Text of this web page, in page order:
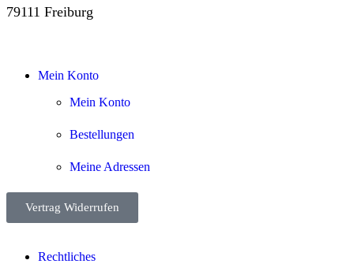
79111 Freiburg
Mein Konto
Mein Konto
Bestellungen
Meine Adressen
Vertrag Widerrufen
Rechtliches